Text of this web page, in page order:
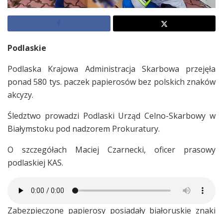
Podlaskie
Podlaska Krajowa Administracja Skarbowa przejęła
ponad 580 tys. paczek papierosów bez polskich znaków
akcyzy.
Śledztwo prowadzi Podlaski Urząd Celno-Skarbowy w
Białymstoku pod nadzorem Prokuratury.
O szczegółach Maciej Czarnecki, oficer prasowy
podlaskiej KAS.
Zabezpieczone papierosy posiadały białoruskie znaki